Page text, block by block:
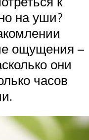
на уши?
ощущения –
они
часов